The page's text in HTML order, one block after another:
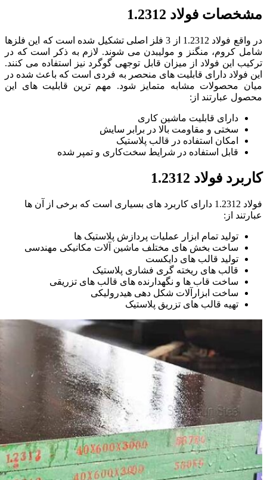
مشخصات فولاد 1.2312
در واقع فولاد 1.2312 از 3 فلز اصلی تشکیل شده است که این فلزها
شامل کروم، منگنز و مولیبدن می شوند. لازم به ذکر است که در
ترکیب این فولاد از میزان قابل توجهی گوگرد نیز استفاده می کنند.
این فولاد دارای قابلیت های منحصر به فردی است که باعث شده در
میان محصولات مشابه متمایز شود. مهم ترین قابلیت های این
محصول عبارتند از:
دارای قابلیت ماشین کاری
سختی و مقاومت بالا در برابر سایش
امکان استفاده در قالب پلاستیک
قابل استفاده در شرایط سخت‌کاری و تمپر شده
کاربرد فولاد 1.2312
فولاد 1.2312 دارای کاربرد های بسیاری است که برخی از آن ها
عبارتند از:
تولید تمام ابزار عملیات پردازش پلاستیک ها
ساخت بخش های مختلف ماشین آلات مکانیکی مهندسی
تولید قالب های دایکست
قالب های ریخته گری فشاری پلاستیک
ساخت قاب ها و نگهدارنده های قالب های تزریقی
ساخت ابزارآلات شکل دهی هیدرولیکی
تهیه قالب های تزریق پلاستیک